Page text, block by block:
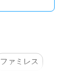
ファミレス